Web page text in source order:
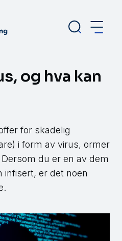
og hva kan
for skadelig
i form av virus, ormer
du er en av dem
infisert, er det noen